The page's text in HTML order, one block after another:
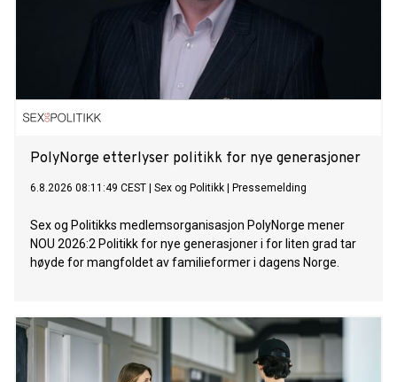
PolyNorge etterlyser politikk for nye generasjoner
6.8.2026 08:11:49 CEST Sex og Politikk Pressemelding
Sex og Politikks medlemsorganisasjon PolyNorge mener
NOU 2026:2 Politikk for nye generasjoner i for liten grad tar
høyde for mangfoldet av familieformer i dagens Norge.